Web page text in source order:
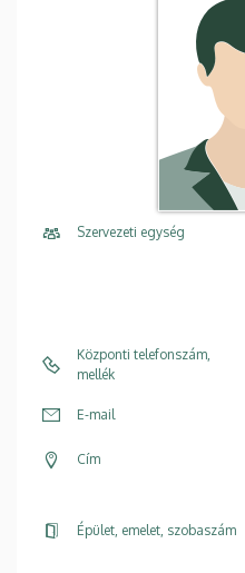
Szervezeti egység
Központi telefonszám,
mellék
E-mail
Cím
Épület, emelet, szobaszám